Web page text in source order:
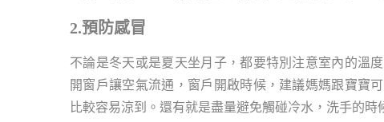
2.預防感冒
不論是冬天或是夏天坐月子，都要特別注意室內的溫
開窗戶讓空氣流通，窗戶開啟時候，建議媽媽跟寶寶
比較容易涼到。還有就是盡量避免觸碰冷水，洗手的時